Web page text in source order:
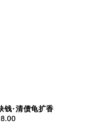
钱·清债龟扩香